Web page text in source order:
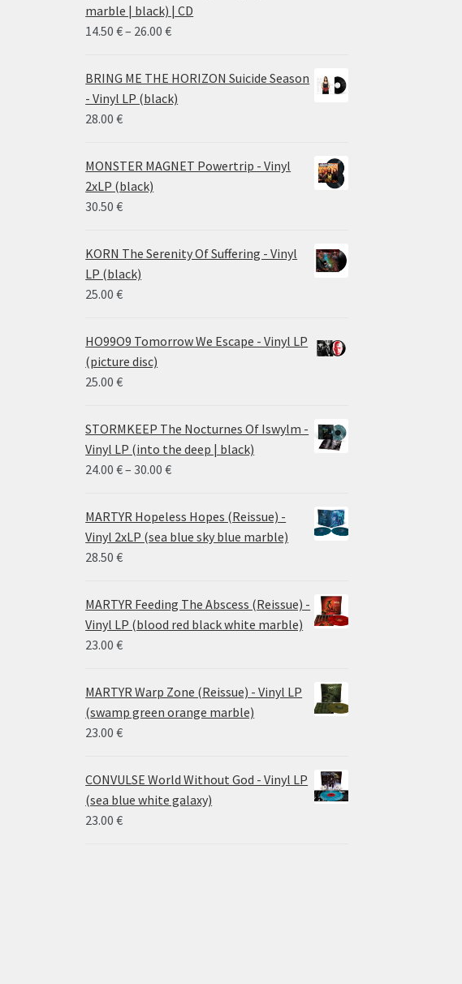
marble | black) | CD
14.50€– 26.00€Price
14.50 €
through
BRING ME THE HORIZON Suicide Season
- Vinyl LP (black)
28.00€
MONSTER MAGNET Powertrip - Vinyl
2xLP (black)
30.50€
KORN The Serenity Of Suffering - Vinyl
LP (black)
25.00€
HO99O9 Tomorrow We Escape - Vinyl LP
(picture disc)
25.00€
STORMKEEP The Nocturnes Of Iswylm -
Vinyl LP (into the deep | black)
24.00€– 30.00€Price
24.00 €
through
MARTYR Hopeless Hopes (Reissue) -
Vinyl 2xLP (sea blue sky blue marble)
28.50€
MARTYR Feeding The Abscess (Reissue) -
Vinyl LP (blood red black white marble)
23.00€
MARTYR Warp Zone (Reissue) - Vinyl LP
(swamp green orange marble)
23.00€
CONVULSE World Without God - Vinyl LP
(sea blue white galaxy)
23.00€